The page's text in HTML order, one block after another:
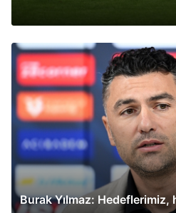
Burak Yılmaz: Hedeflerimiz,